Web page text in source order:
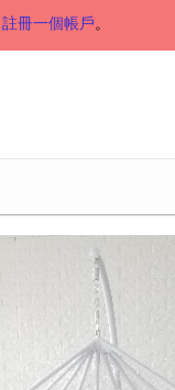
註冊一個帳戶。